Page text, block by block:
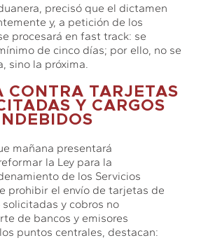
precisó que el dictamen
y, a petición de los
procesará en fast track: se
de cinco días; por ello, no se
sino la próxima.
CONTRA TARJETAS
Y CARGOS
INDEBIDOS
mañana presentará
la Ley para la
de los Servicios
prohibir el envío de tarjetas de
y cobros no
de bancos y emisores
puntos centrales, destacan: